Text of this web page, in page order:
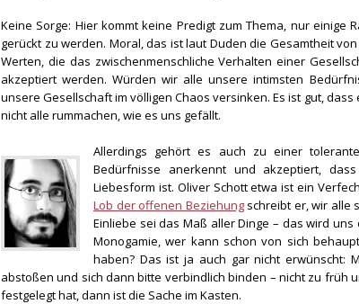
Keine Sorge: Hier kommt keine Predigt zum Thema, nur einige
gerückt zu werden. Moral, das ist laut Duden die Gesamtheit
Werten, die das zwischenmenschliche Verhalten einer
akzeptiert werden. Würden wir alle unsere intimsten
unsere Gesellschaft im völligen Chaos versinken. Es ist gut,
nicht alle rummachen, wie es uns gefällt.
Allerdings gehört es auch zu einer
Bedürfnisse anerkennt und akzeptiert,
Liebesform ist. Oliver Schott etwa ist ein
Lob der offenen Beziehungschreibt er, wir alle
Einliebe sei das Maß aller Dinge – das wird
Monogamie, wer kann schon von sich
haben? Das ist ja auch gar nicht erwünscht:
abstoßen und sich dann bitte verbindlich binden – nicht zu früh
festgelegt hat, dann ist die Sache im Kasten.